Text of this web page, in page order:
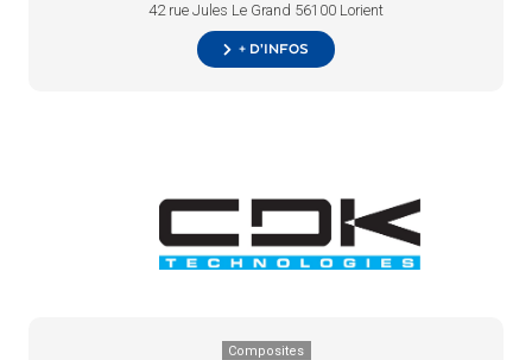
42 rue Jules Le Grand 56100 Lorient
+ d’infos
Composites